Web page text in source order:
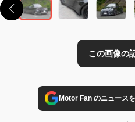
Motor Fan のニュース